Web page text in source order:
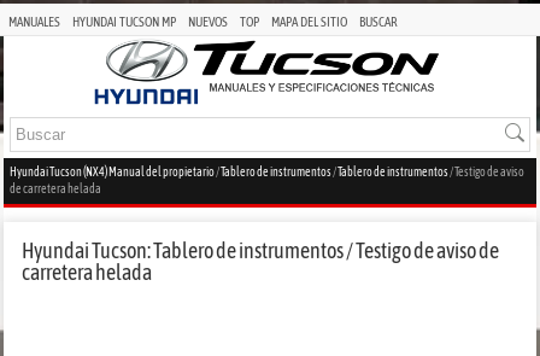
MANUALES HYUNDAI TUCSON MP NUEVOS TOP MAPA DEL SITIO BUSCAR
Hyundai Tucson (NX4) Manual del propietario/Tablero de instrumentos/Tablero de instrumentos/ Testigo de aviso
de carretera helada
Hyundai Tucson: Tablero de instrumentos / Testigo de aviso de
carretera helada